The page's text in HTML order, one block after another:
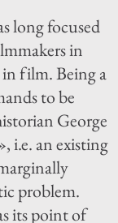
long focused
in
film. Being a
to be
George
i.e. an existing
problem.
its point of